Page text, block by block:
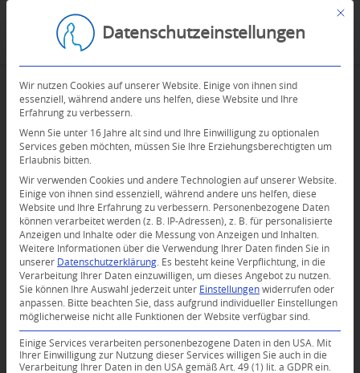
0
KOMMENTARE
Dein Kommentar
An Diskussion beteiligen?
Hinterlassen Sie uns Ihren Kommentar!
Mit
Datenschutzeinstellungen
Wir nutzen Cookies auf unserer Website. Einige von ihnen sind
essenziell, während andere uns helfen, diese Website und Ihre
Erfahrung zu verbessern.
Wenn Sie unter 16 Jahre alt sind und Ihre Einwilligung zu optionalen
Services geben möchten, müssen Sie Ihre Erziehungsberechtigten um
Erlaubnis bitten.
Wir verwenden Cookies und andere Technologien auf unserer Website.
Einige von ihnen sind essenziell, während andere uns helfen, diese
Website und Ihre Erfahrung zu verbessern.
Personenbezogene Daten
können verarbeitet werden (z. B. IP-Adressen), z. B. für personalisierte
Anzeigen und Inhalte oder die Messung von Anzeigen und Inhalten.
Weitere Informationen über die Verwendung Ihrer Daten finden Sie in
unserer Datenschutzerklärung
Es besteht keine Verpflichtung, in die
Verarbeitung Ihrer Daten einzuwilligen, um dieses Angebot zu nutzen.
Sie können Ihre Auswahl jederzeit unter Einstellungen widerrufen oder
anpassen.
Bitte beachten Sie, dass aufgrund individueller Einstellungen
möglicherweise nicht alle Funktionen der Website verfügbar sind.
Einige Services verarbeiten personenbezogene Daten in den USA. Mit
Ihrer Einwilligung zur Nutzung dieser Services willigen Sie auch in die
Verarbeitung Ihrer Daten in den USA gemäß Art. 49 (1) lit. a GDPR ein.